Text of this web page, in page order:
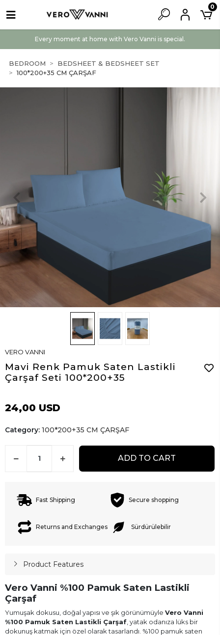
Every moment at home with Vero Vanni is special.
0
BEDROOM
BEDSHEET & BEDSHEET SET
100*200+35 CM ÇARŞAF
VERO VANNI
Mavi Renk Pamuk Saten Lastikli
Çarşaf Seti 100*200+35
24,00 USD
Category: 100*200+35 CM ÇARŞAF
ADD TO CART
Fast Shipping Secure shopping
Returns and Exchanges Sürdürülebilir
Product Features
Vero Vanni %100 Pamuk Saten Lastikli
Çarşaf
Yumuşak dokusu, doğal yapısı ve şık görünümüyle Vero Vanni
%100 Pamuk Saten Lastikli Çarşaf , yatak odanıza lüks bir
dokunuş katmak için özel olarak tasarlandı. %100 pamuk saten